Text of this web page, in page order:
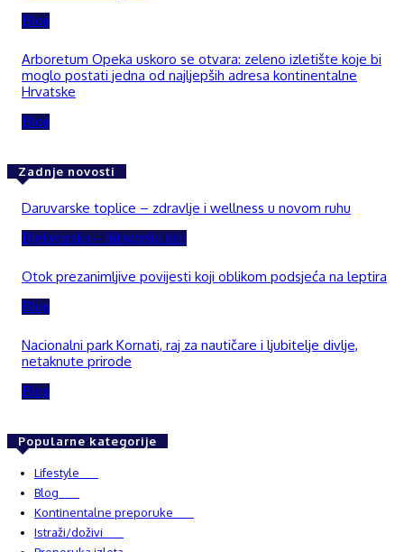
Blog
Arboretum Opeka uskoro se otvara: zeleno izletište koje bi
moglo postati jedna od najljepših adresa kontinentalne
Hrvatske
Blog
Zadnje novosti
Daruvarske toplice – zdravlje i wellness u novom ruhu
Bjelovarsko – bilogorski kraj
Otok prezanimljive povijesti koji oblikom podsjeća na leptira
Blog
Nacionalni park Kornati, raj za nautičare i ljubitelje divlje,
netaknute prirode
Blog
Popularne kategorije
Lifestyle
Blog
Kontinentalne preporuke
Istraži/doživi